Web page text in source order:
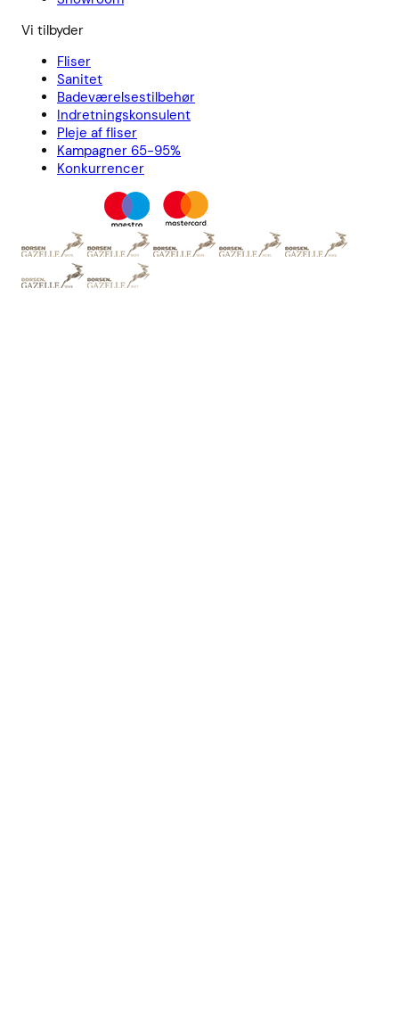
Vi tilbyder
Fliser
Sanitet
Badeværelsestilbehør
Indretningskonsulent
Pleje af fliser
Kampagner 65-95%
Konkurrencer